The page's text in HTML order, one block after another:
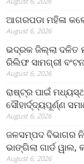
ଆଗରପଡା ମହିଳା
August 6, 2026
ଭଦ୍ରକ ଜିଲ୍ଲା ଦଳିତ
ରିଲିଫ ସାମଗ୍ରୀ ବଂଟନ
August 6, 2026
ରାଷ୍ଟ୍ର ପାଇଁ
ସୌହାର୍ଦ୍ଦ୍ୟପୂର୍ଣ୍ଣ
August 6, 2026
ଜଳସମ୍ପଦ ବିଭାଗର
ଭାଙ୍ଗିଲା ଗାର୍ଡ
August 6, 2026